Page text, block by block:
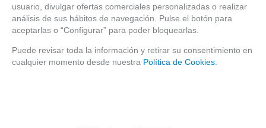
DATA DE LANÇAMENTO
Sexta, 11 Setembro 2020
Solicitar mais info
usuario, divulgar ofertas comerciales personalizadas o realizar
análisis de sus hábitos de navegación. Pulse el botón para
aceptarlas o “Configurar” para poder bloquearlas.
Puede revisar toda la información y retirar su consentimiento en
cualquier momento desde nuestra Política de Cookies